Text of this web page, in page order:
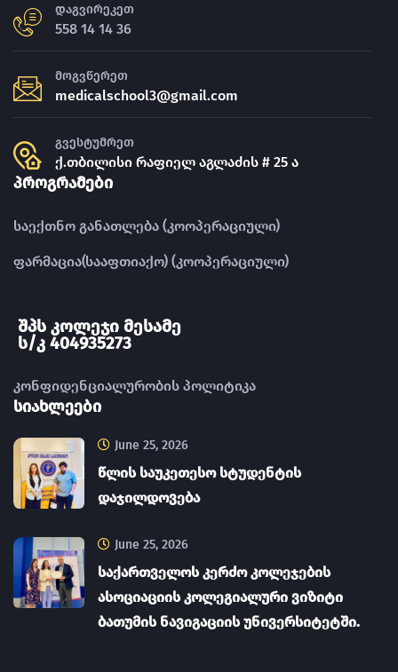
დაგვირეკეთ
558 14 14 36
მოგვწერეთ
medicalschool3@gmail.com
გვესტუმრეთ
ქ.თბილისი რაფიელ აგლაძის # 25 ა
პროგრამები
საექთნო განათლება (კოოპერაციული)
ფარმაცია(სააფთიაქო) (კოოპერაციული)
შპს კოლეჯი მესამე
ს/კ 404935273
კონფიდენციალურობის პოლიტიკა
სიახლეები
June 25, 2026
წლის საუკეთესო სტუდენტის
დაჯილდოვება
June 25, 2026
საქართველოს კერძო კოლეჯების
ასოციაციის კოლეგიალური ვიზიტი
ბათუმის ნავიგაციის უნივერსიტეტში.